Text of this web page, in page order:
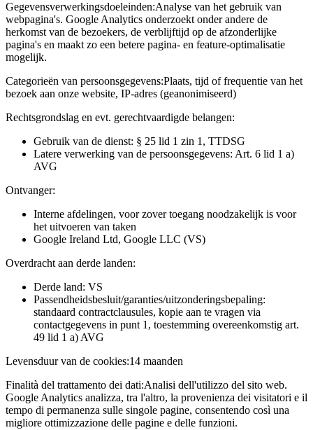
Gegevensverwerkingsdoeleinden:Analyse van het gebruik van
webpagina's. Google Analytics onderzoekt onder andere de
herkomst van de bezoekers, de verblijftijd op de afzonderlijke
pagina's en maakt zo een betere pagina- en feature-optimalisatie
mogelijk.
Categorieën van persoonsgegevens:Plaats, tijd of frequentie van het
bezoek aan onze website, IP-adres (geanonimiseerd)
Rechtsgrondslag en evt. gerechtvaardigde belangen:
Gebruik van de dienst: § 25 lid 1 zin 1, TTDSG
Latere verwerking van de persoonsgegevens: Art. 6 lid 1 a)
AVG
Ontvanger:
Interne afdelingen, voor zover toegang noodzakelijk is voor
het uitvoeren van taken
Google Ireland Ltd, Google LLC (VS)
Overdracht aan derde landen:
Derde land: VS
Passendheidsbesluit/garanties/uitzonderingsbepaling:
standaard contractclausules, kopie aan te vragen via
contactgegevens in punt 1, toestemming overeenkomstig art.
49 lid 1 a) AVG
Levensduur van de cookies:14 maanden
Finalità del trattamento dei dati:Analisi dell'utilizzo del sito web.
Google Analytics analizza, tra l'altro, la provenienza dei visitatori e il
tempo di permanenza sulle singole pagine, consentendo così una
migliore ottimizzazione delle pagine e delle funzioni.